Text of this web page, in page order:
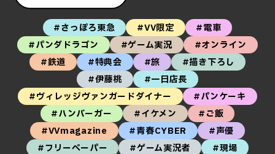
#さっぽろ東急 #VV限定
#電車
#パンダドラゴン
#ゲーム実況
#オンライン
#鉄道
#特典会 #旅
#描き下ろし
#伊藤桃
#一日店長
#ヴィレッジヴァンガードダイナー
#パンケーキ
#ハンバーガー
#イケメン
#ご飯
#VVmagazine
#青春CYBER
#声優
#フリーペーパー
#ゲーム実況者
#現場